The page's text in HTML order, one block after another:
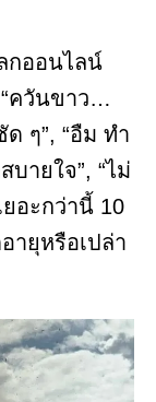
กออนไลน์
ควันขาว…
ๆ”, “อืม ทำ
ายใจ”, “ไม่
ยอะกว่านี้ 10
ายุหรือเปล่า